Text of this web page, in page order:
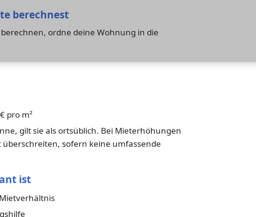
berechnest
ordne deine Wohnung in die
pro m²
gilt sie als ortsüblich. Bei Mieterhöhungen
sofern keine umfassende
ist